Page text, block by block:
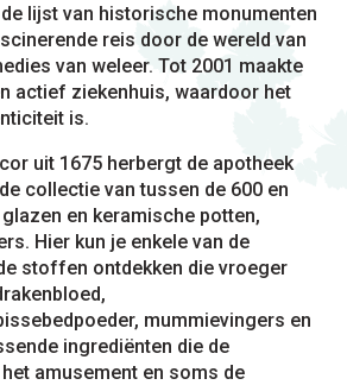
lijst van historische monumenten
reis door de wereld van
van weleer. Tot 2001 maakte
actief ziekenhuis, waardoor het
is.
uit 1675 herbergt de apotheek
collectie van tussen de 600 en
en keramische potten,
Hier kun je enkele van de
stoffen ontdekken die vroeger
mummievingers en
ingrediënten die de
amusement en soms de